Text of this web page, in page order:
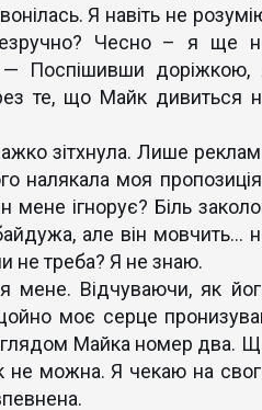
Я навіть не
Чесно – я ще
Поспішивши доріжкою,
те, що Майк дивиться
зітхнула. Лише
налякала моя
мене ігнорує? Біль
але він мовчить…
не треба? Я не знаю.
мене. Відчуваючи, як
моє серце
Майка номер два.
не можна. Я чекаю на